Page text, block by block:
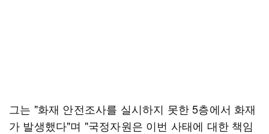
그는 "화재 안전조사를 실시하지 못한 5층에서 화재
가 발생했다"며 "국정자원은 이번 사태에 대한 책임